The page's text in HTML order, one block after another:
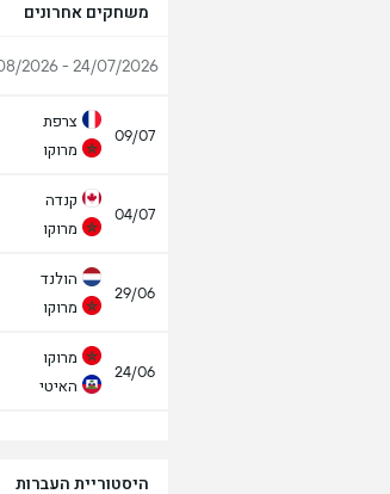
משחקים אחרונים
24/07/2026 - 01/08/2026
09/07
צרפת
מרוקו
04/07
קנדה
מרוקו
29/06
הולנד
מרוקו
24/06
מרוקו
האיטי
היסטוריית העברות